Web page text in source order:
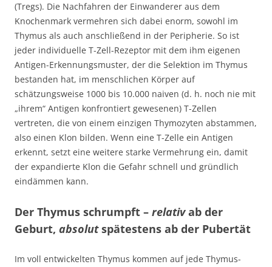
(Tregs). Die Nachfahren der Einwanderer aus dem
Knochenmark vermehren sich dabei enorm, sowohl im
Thymus als auch anschließend in der Peripherie. So ist
jeder individuelle T-Zell-Rezeptor mit dem ihm eigenen
Antigen-Erkennungsmuster, der die Selektion im Thymus
bestanden hat, im menschlichen Körper auf
schätzungsweise 1000 bis 10.000 naiven (d. h. noch nie mit
„ihrem“ Antigen konfrontiert gewesenen) T-Zellen
vertreten, die von einem einzigen Thymozyten abstammen,
also einen Klon bilden. Wenn eine T-Zelle ein Antigen
erkennt, setzt eine weitere starke Vermehrung ein, damit
der expandierte Klon die Gefahr schnell und gründlich
eindämmen kann.
Der Thymus schrumpft – relativab der
Geburt, absolutspätestens ab der Pubertät
Im voll entwickelten Thymus kommen auf jede Thymus-